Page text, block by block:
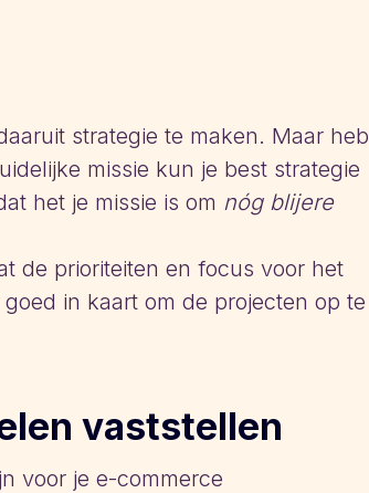
strategie te maken. Maar heb
missie kun je best strategie
het je missie is om nóg blijere
de prioriteiten en focus voor het
in kaart om de projecten op te
vaststellen
voor je e-commerce